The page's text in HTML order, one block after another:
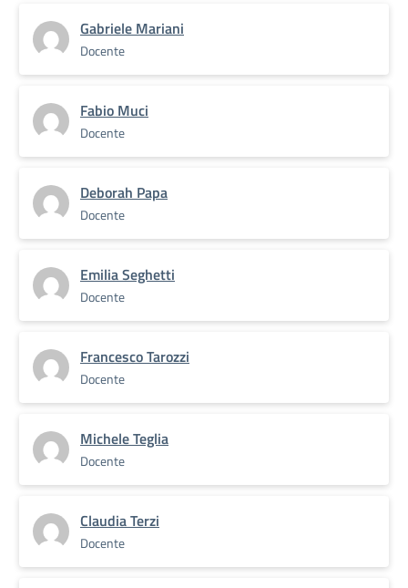
Gabriele Mariani
Docente
Fabio Muci
Docente
Deborah Papa
Docente
Emilia Seghetti
Docente
Francesco Tarozzi
Docente
Michele Teglia
Docente
Claudia Terzi
Docente